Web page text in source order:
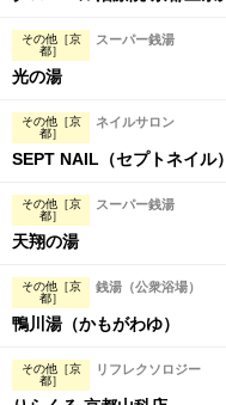
その他［京
都］
スーパー銭湯
光の湯
その他［京
都］
ネイルサロン
SEPT NAIL（セプトネイル
その他［京
都］
スーパー銭湯
天翔の湯
その他［京
都］
銭湯（公衆浴場）
鴨川湯（かもがわゆ）
その他［京
都］
リフレクソロジー